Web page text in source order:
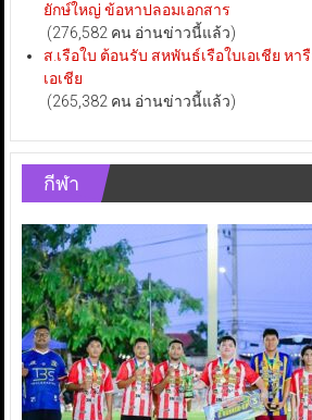
ยักษ์ใหญ่ ข้อหาปลอมเอกสาร
(276,582 คน อ่านข่าวนี้แล้ว)
ส.เรือใบ ต้อนรับ สหพันธ์เรือใบเอเชีย ห
เอเชีย
(265,382 คน อ่านข่าวนี้แล้ว)
กีฬา